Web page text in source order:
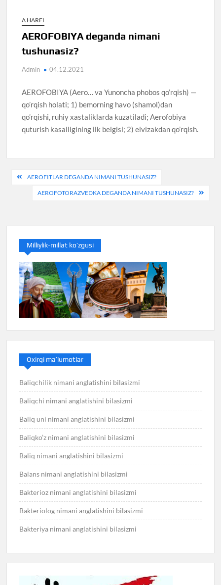
A HARFI
AEROFOBIYA deganda nimani
tushunasiz?
Admin 04.12.2021
AEROFOBIYA (Aero… va Yunoncha phobos qo’rqish) —
qo’rqish holati; 1) bemorning havo (shamol)dan
qo’rqishi, ruhiy xastaliklarda kuzatiladi; Aerofobiya
quturish kasalligining ilk belgisi; 2) elvizakdan qo’rqish.
Post
menyusi
AEROFITLAR DEGANDA NIMANI TUSHUNASIZ?
AEROFOTORAZVEDKA DEGANDA NIMANI TUSHUNASIZ?
Milliylik-millat ko’zgusi
Oxirgi ma’lumotlar
Baliqchilik nimani anglatishini bilasizmi
Baliqchi nimani anglatishini bilasizmi
Baliq uni nimani anglatishini bilasizmi
Baliqko’z nimani anglatishini bilasizmi
Baliq nimani anglatishini bilasizmi
Balans nimani anglatishini bilasizmi
Bakterioz nimani anglatishini bilasizmi
Bakteriolog nimani anglatishini bilasizmi
Bakteriya nimani anglatishini bilasizmi